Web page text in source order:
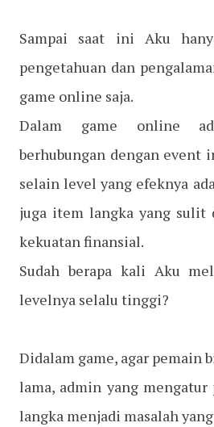
Sampai saat ini Aku
pengetahuan dan
game online saja.
Dalam game online
berhubungan dengan event
selain level yang efeknya
juga item langka yang sulit
kekuatan finansial.
Sudah berapa kali Aku
levelnya selalu tinggi?
Didalam game, agar pemain
lama, admin yang
langka menjadi masalah